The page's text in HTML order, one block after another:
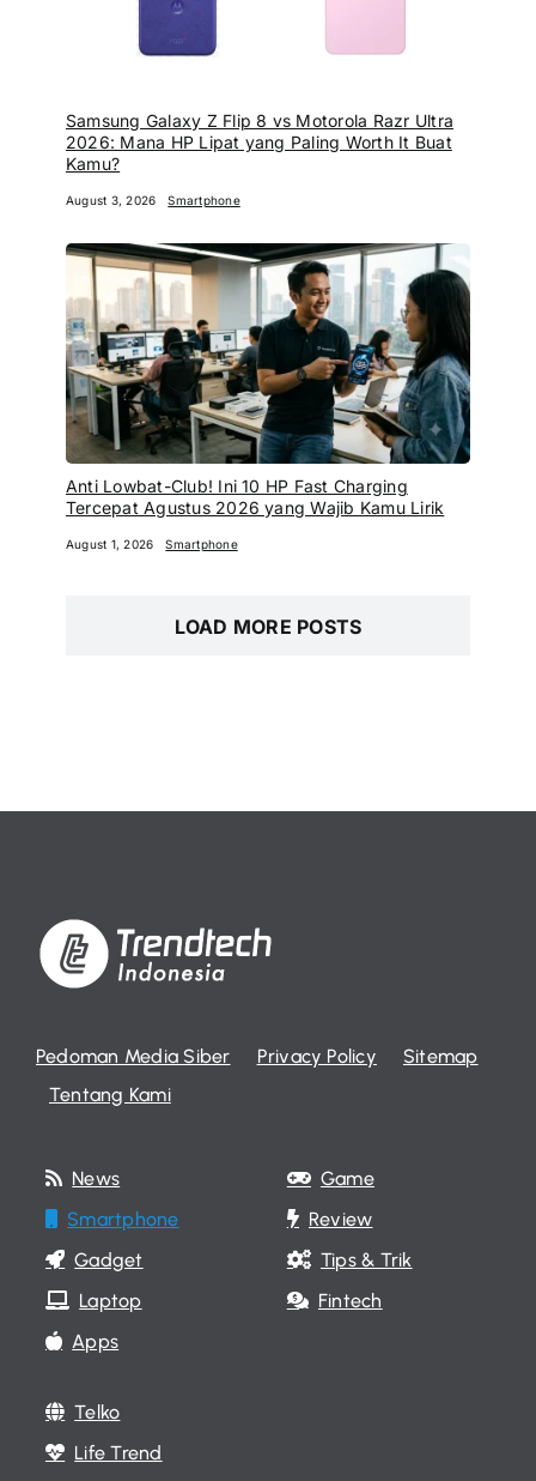
Samsung Galaxy Z Flip 8 vs Motorola Razr Ultra
2026: Mana HP Lipat yang Paling Worth It Buat
Kamu?
August 3, 2026 Smartphone
Anti Lowbat-Club! Ini 10 HP Fast Charging
Tercepat Agustus 2026 yang Wajib Kamu Lirik
August 1, 2026 Smartphone
LOAD MORE POSTS
Pedoman Media Siber Privacy Policy
Sitemap
Tentang Kami
News
Smartphone
Gadget
Laptop
Apps
Game
Review
Tips & Trik
Fintech
Telko
Life Trend